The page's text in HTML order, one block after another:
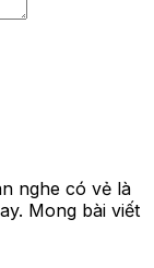
nghe có vẻ là
Mong bài viết